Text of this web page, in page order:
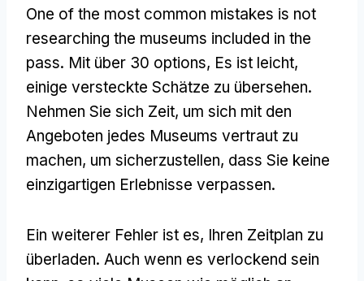
One of the most common mistakes is not
researching the museums included in the
pass. Mit über 30 options, Es ist leicht,
einige versteckte Schätze zu übersehen.
Nehmen Sie sich Zeit, um sich mit den
Angeboten jedes Museums vertraut zu
machen, um sicherzustellen, dass Sie keine
einzigartigen Erlebnisse verpassen.
Ein weiterer Fehler ist es, Ihren Zeitplan zu
überladen. Auch wenn es verlockend sein